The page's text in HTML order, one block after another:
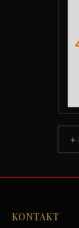
+
KONTAKT